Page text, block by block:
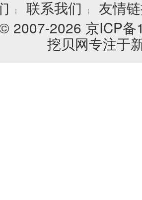
┊ 联系我们 ┊
友情
2007-2026 京ICP
挖贝网专注于